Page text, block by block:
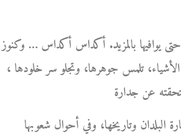
يوافيها بالمزيد. أكداس أكداس … وكنوز
الأشياء، تلمس جوهرها، وتجلو سر خلودها ،
وتاريخها، وفي أحوال شعوبها